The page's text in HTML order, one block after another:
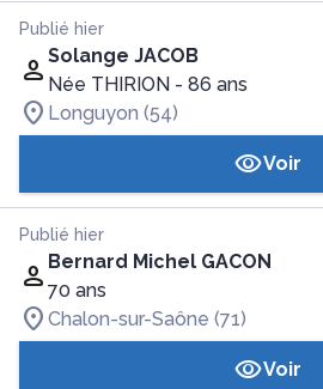
Publié hier
Solange JACOB
Née THIRION - 86 ans
Longuyon (54)
Voir
Publié hier
Bernard Michel GACON
70 ans
Chalon-sur-Saône (71)
Voir